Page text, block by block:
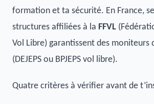
formation et ta sécurité. En France,
structures affiliées à la FFVL
Vol Libre) garantissent des moniteurs
(DEJEPS ou BPJEPS vol libre).
Quatre critères à vérifier avant de